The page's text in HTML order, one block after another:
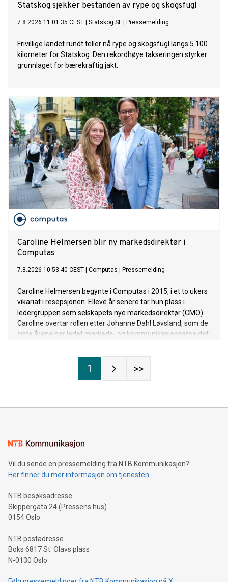
Statskog sjekker bestanden av rype og skogsfugl
7.8.2026 11:01:35 CEST Statskog SF| Pressemelding
Frivillige landet rundt teller nå rype og skogsfugl langs 5 100
kilometer for Statskog. Den rekordhøye takseringen styrker
grunnlaget for bærekraftig jakt.
Caroline Helmersen blir ny markedsdirektør i
Computas
7.8.2026 10:53:40 CEST Computas Pressemelding
Caroline Helmersen begynte i Computas i 2015, i et to ukers
vikariat i resepsjonen. Elleve år senere tar hun plass i
ledergruppen som selskapets nye markedsdirektør (CMO).
Caroline overtar rollen etter Johanne Dahl Løvsland, som de
siste årene har ledet markeds- og kommunikasjonsarbeidet
1 >>
Vil du sende en pressemelding fra NTB Kommunikasjon?
Her finner du mer informasjon om tjenesten
NTB besøksadresse
Skippergata 24 (Pressens hus)
0154 Oslo
NTB postadresse
Boks 6817 St. Olavs plass
N-0130 Oslo